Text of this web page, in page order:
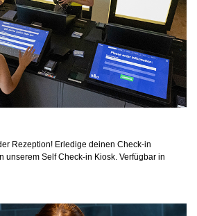
Rezeption! Erledige deinen Check-in
unserem Self Check-in Kiosk. Verfügbar in